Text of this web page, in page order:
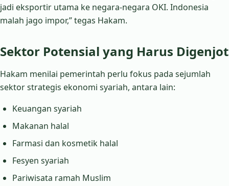
jadi eksportir utama ke negara-negara OKI. Indonesia
malah jago impor,” tegas Hakam.
Sektor Potensial yang Harus Digenjot
Hakam menilai pemerintah perlu fokus pada sejumlah
sektor strategis ekonomi syariah, antara lain:
Keuangan syariah
Makanan halal
Farmasi dan kosmetik halal
Fesyen syariah
Pariwisata ramah Muslim